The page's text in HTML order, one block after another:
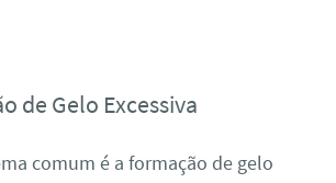
de Gelo Excessiva
comum é a formação de gelo